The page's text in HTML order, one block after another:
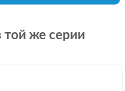
той же серии